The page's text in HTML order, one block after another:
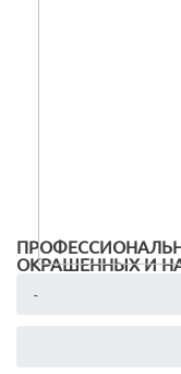
ОКРАШЕННЫХ И
-